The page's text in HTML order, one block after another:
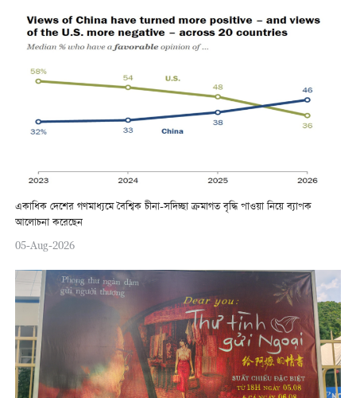
একাধিক দেশের গণমাধ্যমে বৈশ্বিক চীনা-সদিচ্ছা ক্রমাগত বৃদ্ধি পাওয়া নিয়ে ব্যাপক
আলোচনা করেছেন
05-Aug-2026